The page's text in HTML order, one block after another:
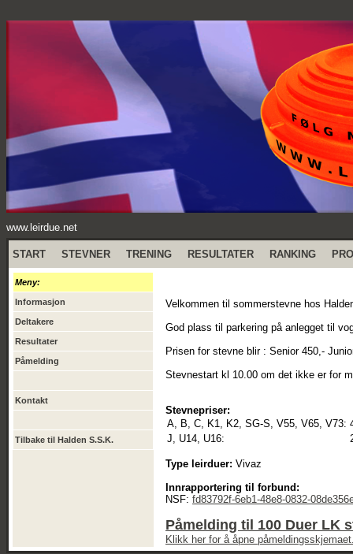
www.leirdue.net
START STEVNER TRENING RESULTATER RANKING
Meny:
Informasjon
Deltakere
Resultater
Påmelding
Kontakt
Tilbake til Halden S.S.K.
Velkommen til sommerstevne hos
God plass til parkering på anlegget til
Prisen for stevne blir : Senior 450,-
Stevnestart kl 10.00 om det ikke er for
Stevnepriser:
A, B, C, K1, K2, SG-S, V55, V65, V73:
J, U14, U16:
Type leirduer: Vivaz
Innrapportering til forbund:
NSF: fd83792f-6eb1-48e8-0832-
Påmelding til 100 Duer LK
Klikk her for å åpne